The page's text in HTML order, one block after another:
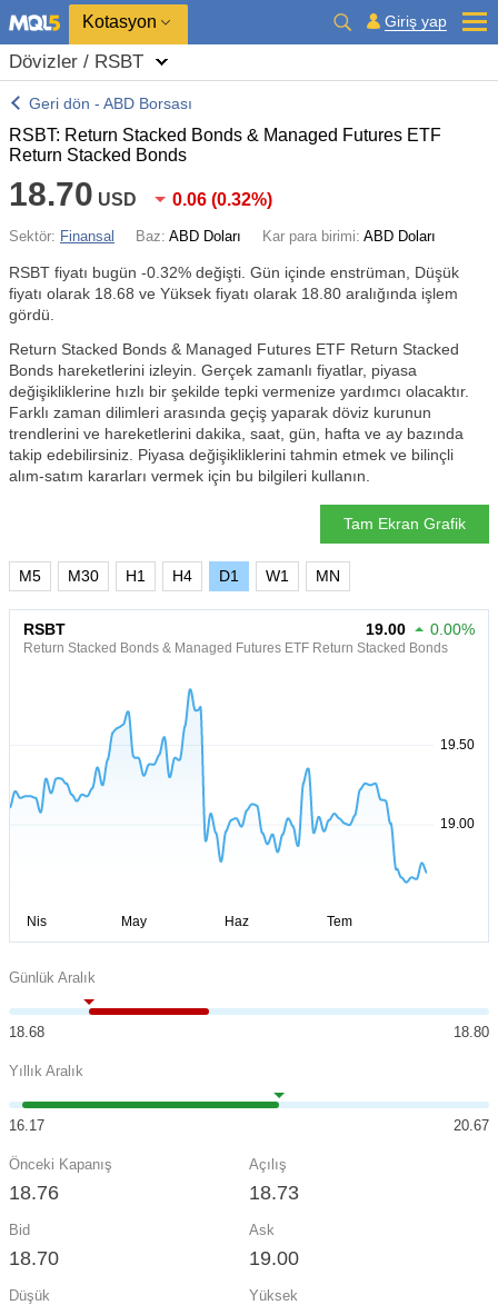
Kotasyon Giriş yap
Dövizler / RSBT
Geri dön - ABD Borsası
RSBT: Return Stacked Bonds & Managed Futures ETF
Return Stacked Bonds
18.70 USD 0.06 (0.32%)
Sektör: Finansal Baz: ABD Doları Kar para birimi: ABD Doları
RSBT fiyatı bugün -0.32% değişti. Gün içinde enstrüman, Düşük
fiyatı olarak 18.68 ve Yüksek fiyatı olarak 18.80 aralığında işlem
gördü.
Return Stacked Bonds & Managed Futures ETF Return Stacked
Bonds hareketlerini izleyin. Gerçek zamanlı fiyatlar, piyasa
değişikliklerine hızlı bir şekilde tepki vermenize yardımcı olacaktır.
Farklı zaman dilimleri arasında geçiş yaparak döviz kurunun
trendlerini ve hareketlerini dakika, saat, gün, hafta ve ay bazında
takip edebilirsiniz. Piyasa değişikliklerini tahmin etmek ve bilinçli
alım-satım kararları vermek için bu bilgileri kullanın.
Tam Ekran Grafik
M5 M30 H1 H4 D1 W1 MN
RSBT
Return Stacked Bonds & Managed Futures ETF Return Stacked Bonds
19.00 0.00%
Günlük Aralık
18.68 18.80
Yıllık Aralık
16.17 20.67
Önceki Kapanış
18.76
Açılış
18.73
Bid
18.70
Ask
19.00
Düşük Yüksek